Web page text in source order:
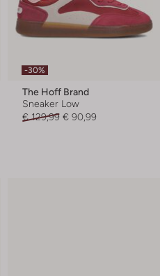
-30%
The Hoff Brand
Sneaker Low
€ 129,99 € 90,99